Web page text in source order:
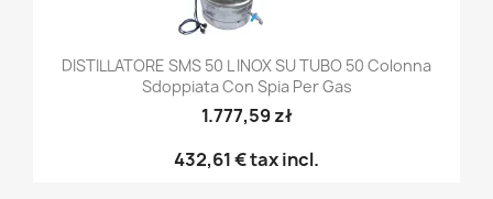
DISTILLATORE SMS 50 L INOX SU TUBO 50 Colonna
Sdoppiata Con Spia Per Gas
1.777,59 zł
432,61 €tax incl.